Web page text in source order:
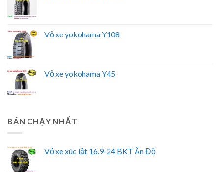
Vỏ xe yokohama Y108
Vỏ xe yokohama Y45
BÁN CHẠY NHẤT
Vỏ xe xúc lật 16.9-24 BKT Ấn Độ